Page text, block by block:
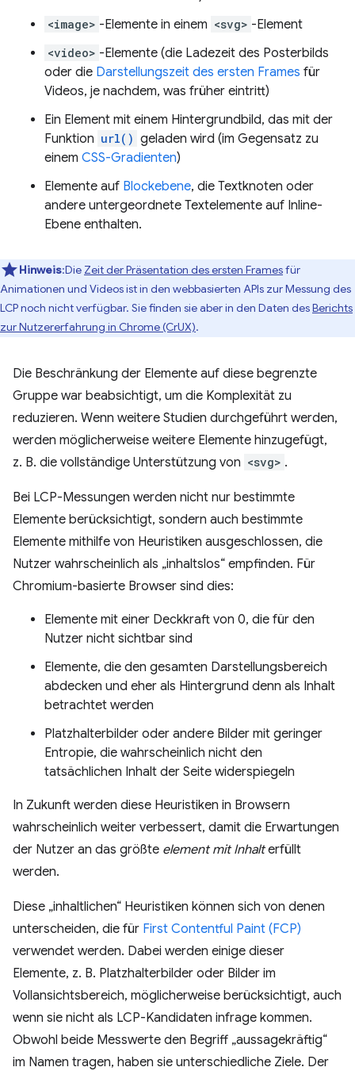
<image> -Elemente in einem <svg> -Element
<video> -Elemente (die Ladezeit des Posterbilds
oder die Darstellungszeit des ersten Frames für
Videos, je nachdem, was früher eintritt)
Ein Element mit einem Hintergrundbild, das mit der
Funktion url() geladen wird (im Gegensatz zu
einem CSS-Gradienten)
Elemente auf Blockebene, die Textknoten oder
andere untergeordnete Textelemente auf Inline-
Ebene enthalten.
Hinweis:Die Zeit der Präsentation des ersten Framesfür
Animationen und Videos ist in den webbasierten APIs zur Messung des
LCP noch nicht verfügbar. Sie finden sie aber in den Daten desBerichts
zur Nutzererfahrung in Chrome (CrUX).
Die Beschränkung der Elemente auf diese begrenzte
Gruppe war beabsichtigt, um die Komplexität zu
reduzieren. Wenn weitere Studien durchgeführt werden,
werden möglicherweise weitere Elemente hinzugefügt,
z. B. die vollständige Unterstützung von <svg> .
Bei LCP-Messungen werden nicht nur bestimmte
Elemente berücksichtigt, sondern auch bestimmte
Elemente mithilfe von Heuristiken ausgeschlossen, die
Nutzer wahrscheinlich als „inhaltslos“ empfinden. Für
Chromium-basierte Browser sind dies:
Elemente mit einer Deckkraft von 0, die für den
Nutzer nicht sichtbar sind
Elemente, die den gesamten Darstellungsbereich
abdecken und eher als Hintergrund denn als Inhalt
betrachtet werden
Platzhalterbilder oder andere Bilder mit geringer
Entropie, die wahrscheinlich nicht den
tatsächlichen Inhalt der Seite widerspiegeln
In Zukunft werden diese Heuristiken in Browsern
wahrscheinlich weiter verbessert, damit die Erwartungen
der Nutzer an das größte element mit Inhalterfüllt
werden.
Diese „inhaltlichen“ Heuristiken können sich von denen
unterscheiden, die für First Contentful Paint (FCP)
verwendet werden. Dabei werden einige dieser
Elemente, z. B. Platzhalterbilder oder Bilder im
Vollansichtsbereich, möglicherweise berücksichtigt, auch
wenn sie nicht als LCP-Kandidaten infrage kommen.
Obwohl beide Messwerte den Begriff „aussagekräftig“
im Namen tragen, haben sie unterschiedliche Ziele. Der